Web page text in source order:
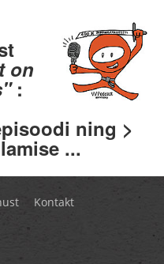
on
:
ning >
...
Kontakt